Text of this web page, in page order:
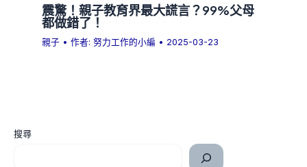
震驚！親子教育界最大謊言？99%父母
都做錯了！
親子 • 作者:努力工作的小編 • 2025-03-23
搜尋